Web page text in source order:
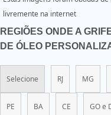
livremente na internet
REGIÕES ONDE A
DE ÓLEO
Selecione RJ MG
PE BA CE GO e